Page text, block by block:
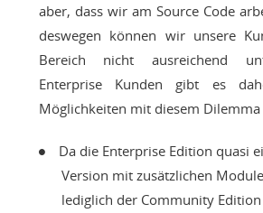
aber, dass wir am Source Code
deswegen können wir unsere
Bereich nicht ausreichend
Enterprise Kunden gibt es
Möglichkeiten mit diesem Dilemma
Da die Enterprise Edition quasi
Version mit zusätzlichen
lediglich der Community Edition